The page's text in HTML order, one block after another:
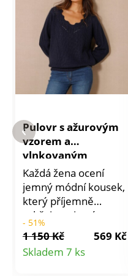
Pulovr s ažurovým
vzorem a
vlnkovaným
výstřihem
Každá žena ocení
jemný módní kousek,
který příjemně
zahřeje v zimním
období. Přivítejte
pulovr s ažurovým
vzorem do Vašeho
- 51%
1 150 Kč
569 Kč
Skladem 7 ks
Detail